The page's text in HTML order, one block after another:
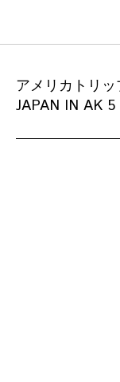
アメリカトリ
JAPAN IN AK 5